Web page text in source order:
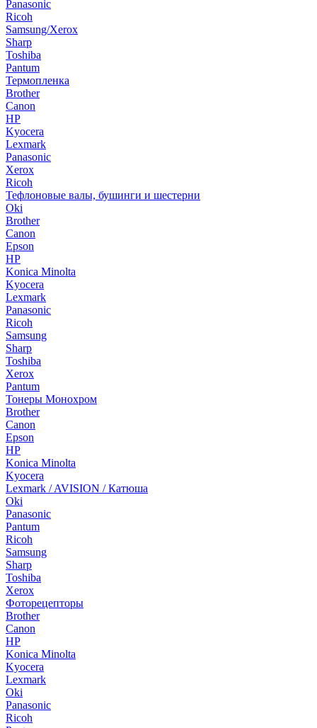
Panasonic
Ricoh
Samsung/Xerox
Sharp
Toshiba
Pantum
Термопленка
Brother
Canon
HP
Kyocera
Lexmark
Panasonic
Xerox
Ricoh
Тефлоновые валы, бушинги и шестерни
Oki
Brother
Canon
Epson
HP
Konica Minolta
Kyocera
Lexmark
Panasonic
Ricoh
Samsung
Sharp
Toshiba
Xerox
Pantum
Тонеры Монохром
Brother
Canon
Epson
HP
Konica Minolta
Kyocera
Lexmark / AVISION / Катюша
Oki
Panasonic
Pantum
Ricoh
Samsung
Sharp
Toshiba
Xerox
Фоторецепторы
Brother
Canon
HP
Konica Minolta
Kyocera
Lexmark
Oki
Panasonic
Ricoh